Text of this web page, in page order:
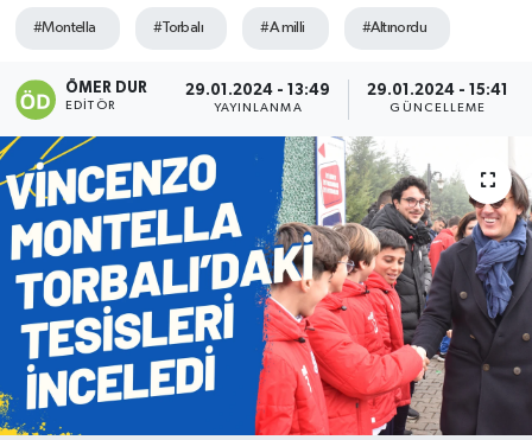
#Montella #Torbalı #A milli #Altınordu
ÖMER DUR
EDITÖR
29.01.2024 - 13:49
YAYINLANMA
29.01.2024 - 15:41
GÜNCELLEME
Haber Arşivi